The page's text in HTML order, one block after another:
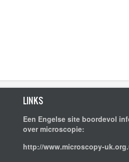
LINKS
Een Engelse site boordevol
over microscopie:
http://www.microscopy-